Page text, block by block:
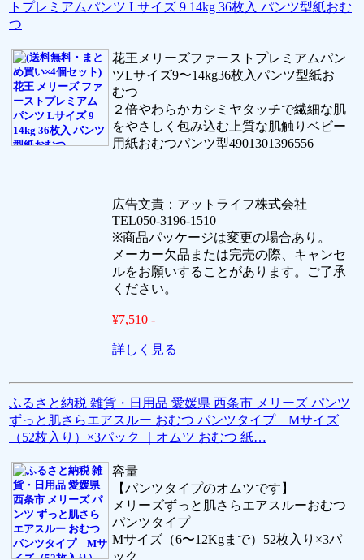
トプレミアムパンツ Lサイズ 9 14kg 36枚入 パンツ型紙おむ
つ
花王メリーズファーストプレミアムパン
ツLサイズ9〜14kg36枚入パンツ型紙お
むつ
２倍やわらかカシミヤタッチで繊細な肌
をやさしく包み込む上質な肌触りベビー
用紙おむつパンツ型4901301396556
広告文責：アットライフ株式会社
TEL050-3196-1510
※商品パッケージは変更の場合あり。
メーカー欠品または完売の際、キャンセ
ルをお願いすることがあります。ご了承
ください。
¥7,510 -
詳しく見る
ふるさと納税 雑貨・日用品 愛媛県 西条市 メリーズ パンツ
ずっと肌さらエアスルー おむつ パンツタイプ Mサイズ
（52枚入り）×3パック ｜オムツ おむつ 紙…
容量
【パンツタイプのオムツです】
メリーズずっと肌さらエアスルーおむつ
パンツタイプ
Mサイズ（6〜12Kgまで）52枚入り×3パ
ック